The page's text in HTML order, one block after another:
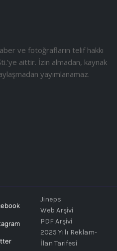
ve fotoğrafların telif hakkı
aittir. İzin almadan, kaynak
yayımlanamaz.
Jineps
Web Arşivi
PDF Arşivi
2025 Yılı Reklam-
İlan Tarifesi